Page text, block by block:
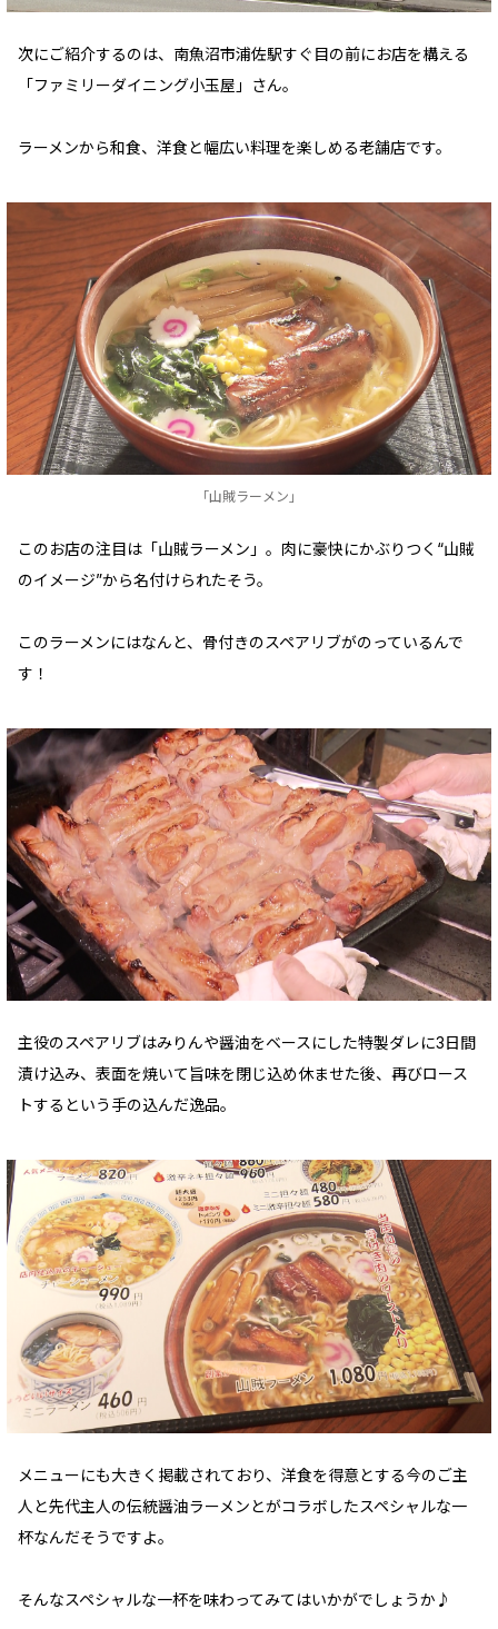
次にご紹介するのは、南魚沼市浦佐駅すぐ目の前にお店を構える
「ファミリーダイニング小玉屋」さん。
ラーメンから和食、洋食と幅広い料理を楽しめる老舗店です。
「山賊ラーメン」
このお店の注目は「山賊ラーメン」。肉に豪快にかぶりつく“山賊
のイメージ”から名付けられたそう。
このラーメンにはなんと、骨付きのスペアリブがのっているんで
す！
主役のスペアリブはみりんや醤油をベースにした特製ダレに3日間
漬け込み、表面を焼いて旨味を閉じ込め休ませた後、再びロース
トするという手の込んだ逸品。
メニューにも大きく掲載されており、洋食を得意とする今のご主
人と先代主人の伝統醤油ラーメンとがコラボしたスペシャルな一
杯なんだそうですよ。
そんなスペシャルな一杯を味わってみてはいかがでしょうか♪